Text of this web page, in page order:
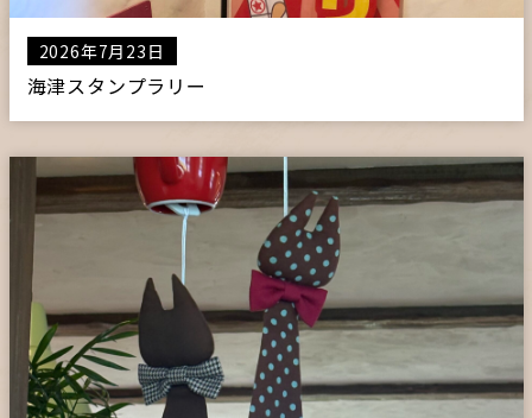
片田舎の小さなカフェ ガーデンアーツ
2026年7月23日
海津スタンプラリー